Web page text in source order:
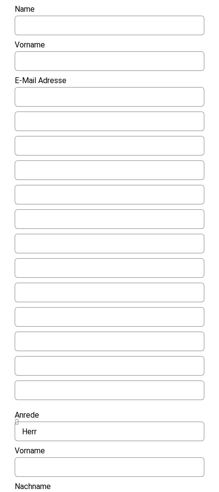
Name
Vorname
E-Mail Adresse
Anrede
Vorname
Nachname